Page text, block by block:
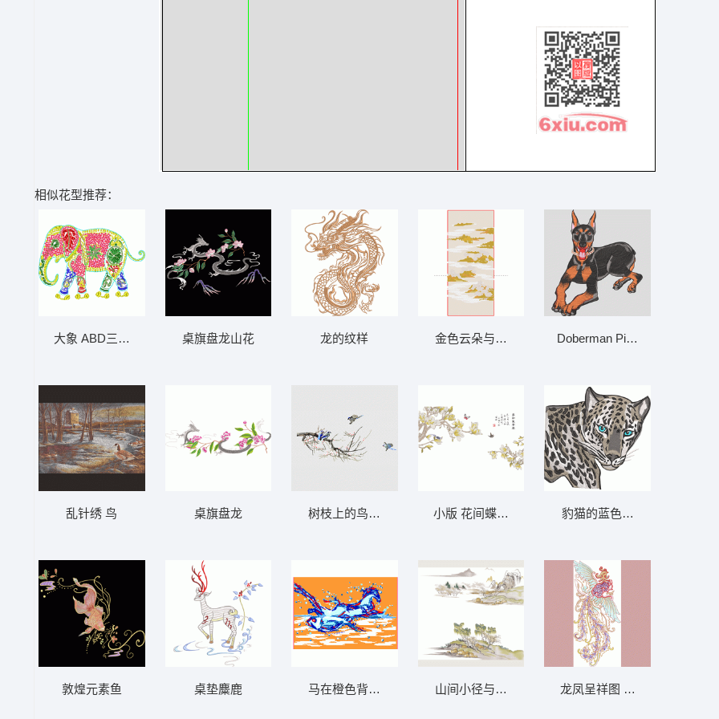
相似花型推荐：
大象 ABD三亮片 大豪格式
乱针绣 鸟
敦煌元素鱼
桌旗盘龙山花
桌旗盘龙
桌垫麋鹿
龙的纹样
树枝上的鸟儿 花鸟墙布 背景墙 本网有同款
马在橙色背景中跳跃 马墙布 背景墙
金色云朵与灰色背景 山水墙布 背景墙
山间小径与瀑布 山水画墙布 背景墙
Doberman Pinscher 狗的刺绣
豹猫的蓝色眼睛 豹
龙凤呈祥图 凤凰